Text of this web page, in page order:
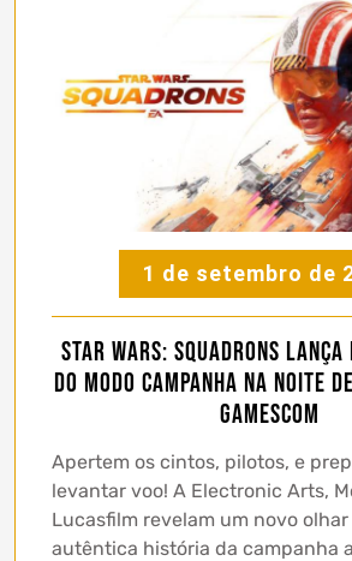
1 de setembro de
Star Wars: Squadrons
do modo campanha na noite
Gamescom
Apertem os cintos, pilotos, e
levantar voo! A Electronic Arts,
Lucasfilm revelam um novo olhar
autêntica história da campanha